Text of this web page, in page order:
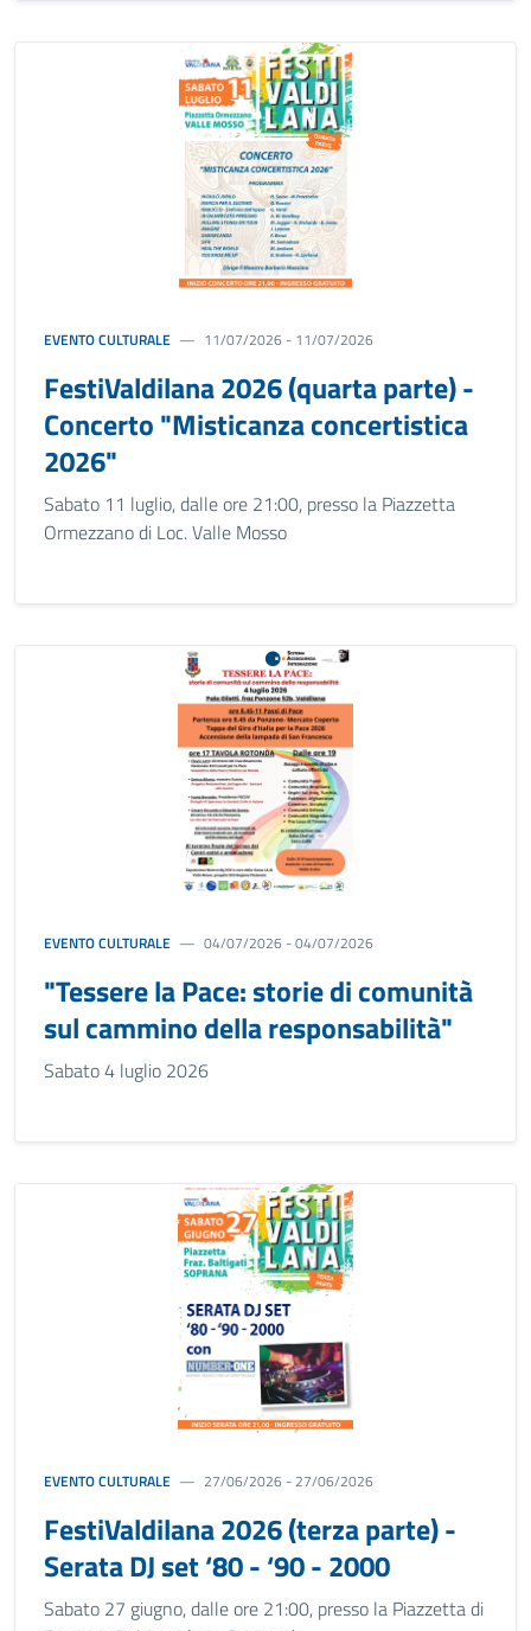
EVENTO CULTURALE 11/07/2026 - 11/07/2026
FestiValdilana 2026 (quarta parte) -
Concerto "Misticanza concertistica
2026"
Sabato 11 luglio, dalle ore 21:00, presso la Piazzetta
Ormezzano di Loc. Valle Mosso
EVENTO CULTURALE 04/07/2026 - 04/07/2026
"Tessere la Pace: storie di comunità
sul cammino della responsabilità"
Sabato 4 luglio 2026
EVENTO CULTURALE 27/06/2026 - 27/06/2026
FestiValdilana 2026 (terza parte) -
Serata DJ set ‘80 - ‘90 - 2000
Sabato 27 giugno, dalle ore 21:00, presso la Piazzetta di